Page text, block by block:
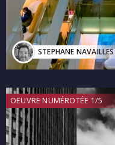
STEPHANE NAVAILLES
OEUVRE NUMÉROTÉE 1/5